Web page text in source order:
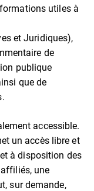
utiles à
et Juridiques),
de
publique
que de
accessible.
un accès libre et
à disposition des
une
sur demande,